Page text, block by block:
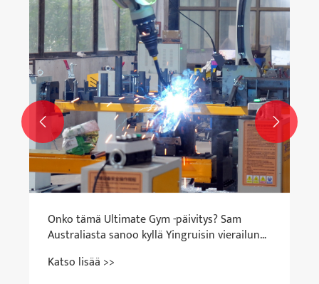
Katso lisää >>
 